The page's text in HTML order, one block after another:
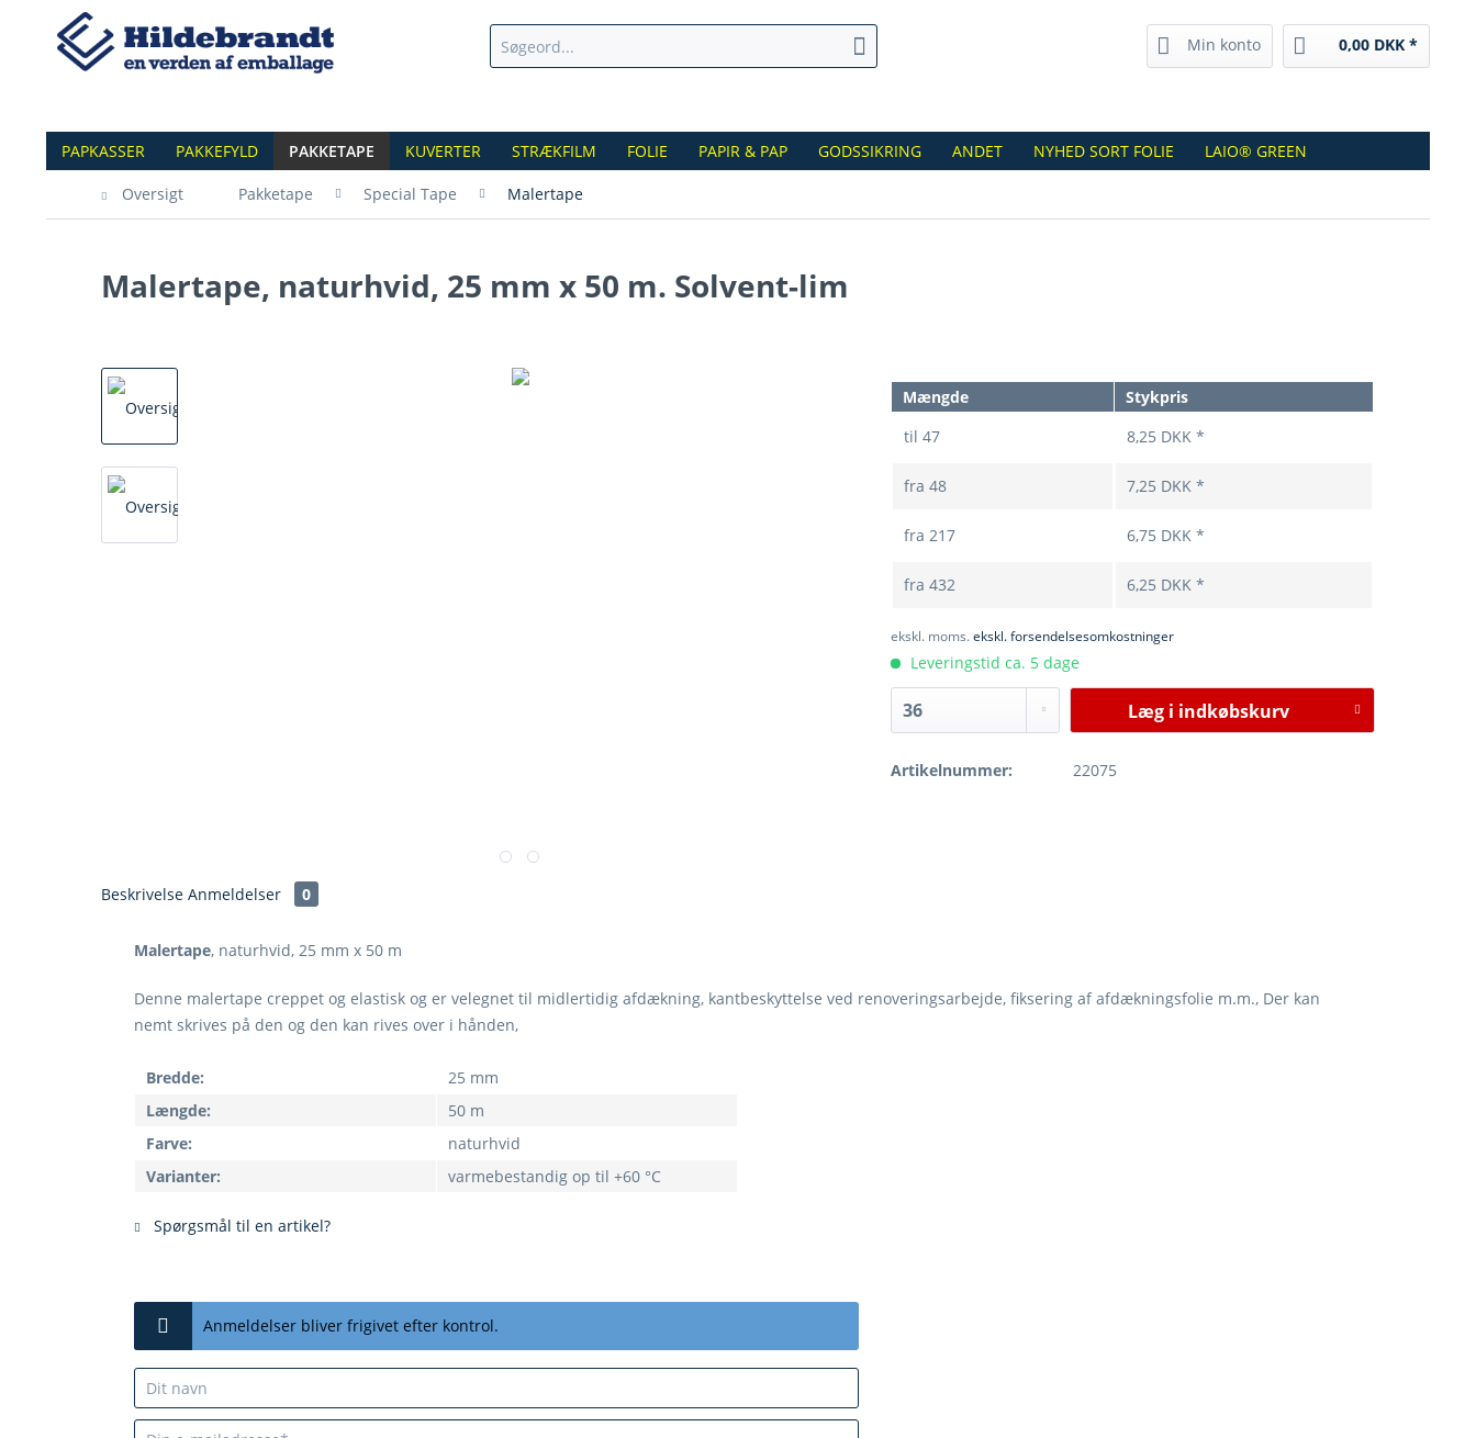
Min konto 0,00 DKK *
PAPKASSER PAKKEFYLD PAKKETAPE KUVERTER STRÆKFILM FOLIE PAPIR & PAP GODSSIKRING ANDET NYHED SORT FOLIE LAIO® GREEN
Oversigt Pakketape Special Tape Malertape
Malertape, naturhvid, 25 mm x 50 m. Solvent-lim
Mængde
Stykpris
til47 8,25 DKK *
fra48 7,25 DKK *
fra217 6,75 DKK *
fra432 6,25 DKK *
ekskl. moms.ekskl. forsendelsesomkostninger
Leveringstid ca. 5 dage
Læg i indkøbskurv
Artikelnummer: 22075
Beskrivelse Anmeldelser 0
Malertape, naturhvid, 25 mm x 50 m
Denne malertape creppet og elastisk og er velegnet til midlertidig afdækning, kantbeskyttelse ved renoveringsarbejde, fiksering af afdækningsfolie m.m., Der kan
nemt skrives på den og den kan rives over i hånden,
Bredde:
25 mm
Længde:
50 m
Farve:
naturhvid
Varianter:
varmebestandig op til +60 °C
Spørgsmål til en artikel?
Anmeldelser bliver frigivet efter kontrol.